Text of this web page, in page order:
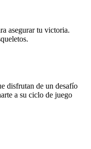
asegurar tu victoria.
disfrutan de un desafío
a su ciclo de juego